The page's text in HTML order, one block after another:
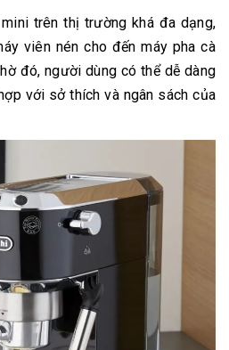
trên thị trường khá đa dạng,
viên nén cho đến máy pha cà
đó, người dùng có thể dễ dàng
với sở thích và ngân sách của